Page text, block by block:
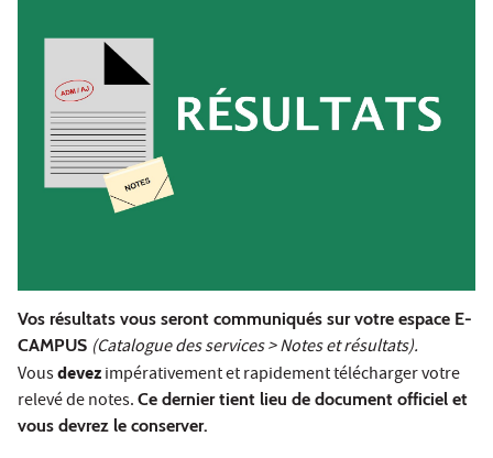
Vos résultats vous seront communiqués sur votre espace E-
CAMPUS (Catalogue des services > Notes et résultats).
Vousdevezimpérativement et rapidement télécharger votre
relevé de notes. Ce dernier tient lieu de document officiel et
vous devrez le conserver.